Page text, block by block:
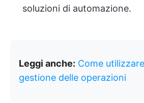
soluzioni di automazione.
Leggi anche: Come
gestione delle operazioni